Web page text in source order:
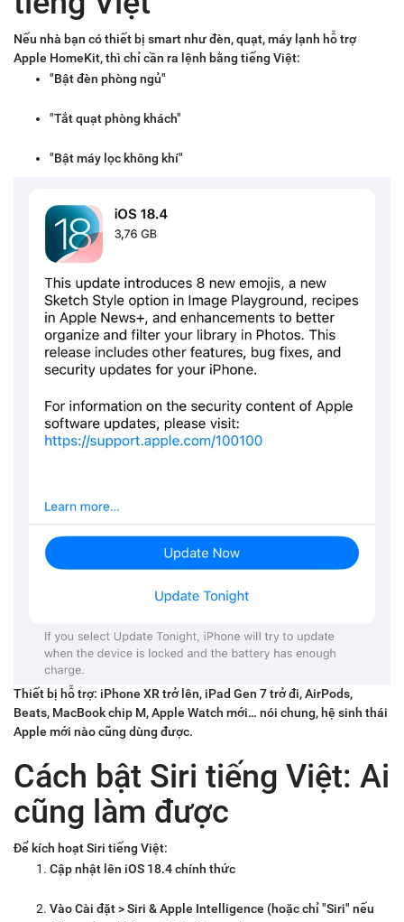
Nếu nhà bạn có thiết bị smart như đèn, quạt, máy lạnh hỗ trợ
Apple HomeKit, thì chỉ cần ra lệnh bằng tiếng Việt:
"Bật đèn phòng ngủ"
"Tắt quạt phòng khách"
"Bật máy lọc không khí"
Thiết bị hỗ trợ: iPhone XR trở lên, iPad Gen 7 trở đi, AirPods,
Beats, MacBook chip M, Apple Watch mới… nói chung, hệ sinh thái
Apple mới nào cũng dùng được.
Cách bật Siri tiếng Việt: Ai
cũng làm được
Để kích hoạt Siri tiếng Việt:
Cập nhật lên iOS 18.4 chính thức
Vào Cài đặt > Siri & Apple Intelligence (hoặc chỉ "Siri" nếu